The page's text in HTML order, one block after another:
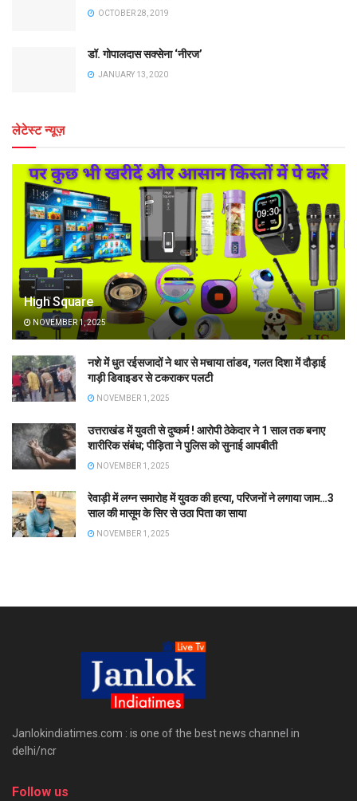
OCTOBER 28, 2019
डॉ. गोपालदास सक्सेना ‘नीरज’
JANUARY 13, 2020
लेटेस्ट न्यूज़
High Square
NOVEMBER 1, 2025
नशे में धुत रईसजादों ने थार से मचाया तांडव, गलत दिशा में दौड़ाई
गाड़ी डिवाइडर से टकराकर पलटी
NOVEMBER 1, 2025
उत्तराखंड में युवती से दुष्कर्म ! आरोपी ठेकेदार ने 1 साल तक बनाए
शारीरिक संबंध; पीड़िता ने पुलिस को सुनाई आपबीती
NOVEMBER 1, 2025
रेवाड़ी में लग्न समारोह में युवक की हत्या, परिजनों ने लगाया जाम…3
साल की मासूम के सिर से उठा पिता का साया
NOVEMBER 1, 2025
Janlokindiatimes.com : is one of the best news channel in
delhi/ncr
Follow us